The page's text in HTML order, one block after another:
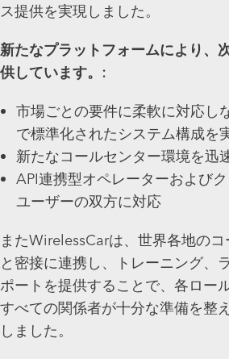
ス提供を実現しました。
新たなプラットフォームにより、
供しています。:
市場ごとの要件に柔軟に対応し
で標準化されたシステム構成を
新たなコールセンター環境を迅
API連携型オペレーターおよび
ユーザーの双方に対応
またWirelessCarは、世界各地の
と密接に連携し、トレーニング、
ポートを提供することで、各ロー
すべての関係者が十分な準備を整
しました。